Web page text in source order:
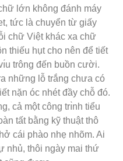
lớn không đánh máy
tức là chuyển từ giấy
chữ Việt khác xa chữ
thiếu hụt cho nên để tiết
trông đến buồn cười.
những lỗ trắng chưa có
nặn óc nhét đầy chỗ đó.
cả một công trı̀nh tiểu
tất bằng kỹ thuật thô
cái phào nhẹ nhõm. Ai
nhủ, thôi ngày mai thứ